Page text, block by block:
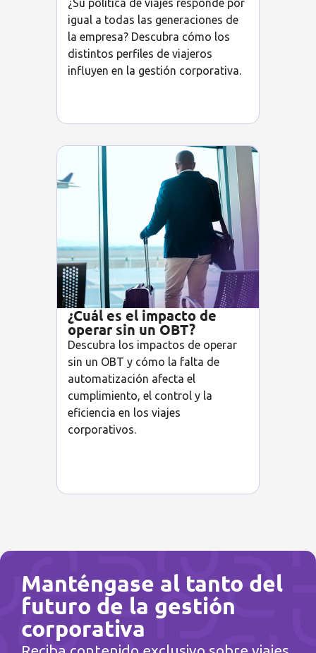
¿Su política de viajes responde por
igual a todas las generaciones de
la empresa? Descubra cómo los
distintos perfiles de viajeros
influyen en la gestión corporativa.
¿Cuál es el impacto de
operar sin un OBT?
Descubra los impactos de operar
sin un OBT y cómo la falta de
automatización afecta el
cumplimiento, el control y la
eficiencia en los viajes
corporativos.
Manténgase al tanto del
futuro de la gestión
corporativa